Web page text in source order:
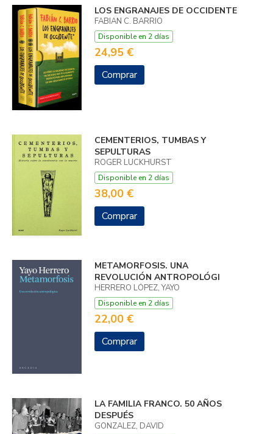
LOS ENGRANAJES DE OCCIDENTE
FABIAN C. BARRIO
Disponible en 2 días
24,95 €
Comprar
CEMENTERIOS, TUMBAS Y
SEPULTURAS
ROGER LUCKHURST
Disponible en 2 días
38,00 €
Comprar
METAMORFOSIS. UNA
REVOLUCIÓN ANTROPOLÓGI
HERRERO LÓPEZ, YAYO
Disponible en 2 días
22,00 €
Comprar
LA FAMILIA FRANCO. 50 AÑOS
DESPUÉS
GONZALEZ, DAVID